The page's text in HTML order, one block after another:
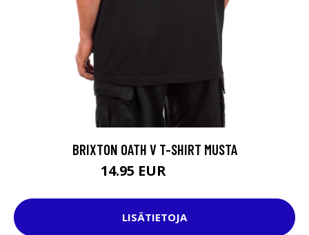
BRIXTON OATH V T-SHIRT MUSTA
14.95 EUR
LISÄTIETOJA